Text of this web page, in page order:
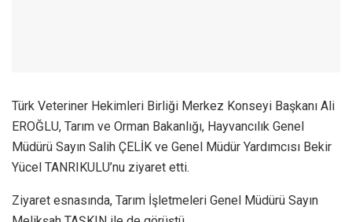
Türk Veteriner Hekimleri Birliği Merkez Konseyi Başkanı Ali
EROĞLU, Tarım ve Orman Bakanlığı, Hayvancılık Genel
Müdürü Sayın Salih ÇELİK ve Genel Müdür Yardımcısı Bekir
Yücel TANRIKULU’nu ziyaret etti.
Ziyaret esnasında, Tarım İşletmeleri Genel Müdürü Sayın